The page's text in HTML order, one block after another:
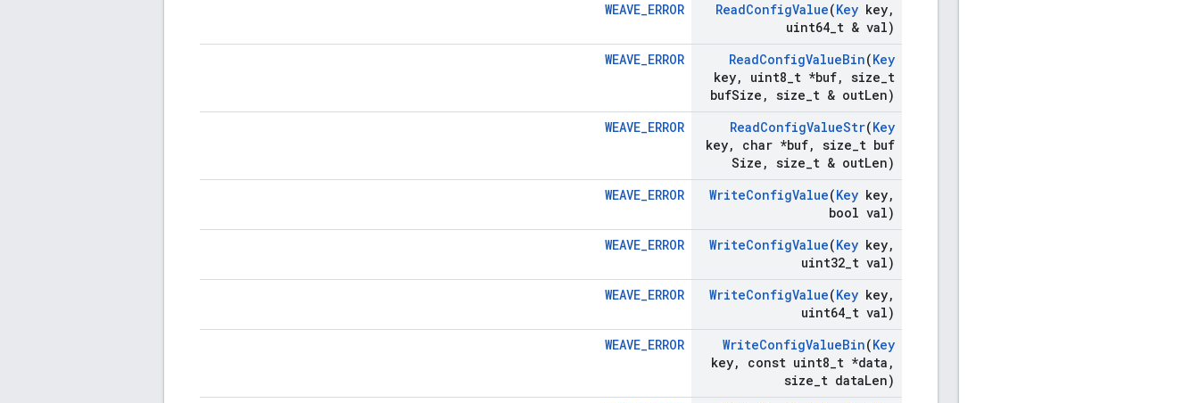
ReadConfigValue(Key key,
uint64 t & val)
WEAVE_ERROR
ReadConfigValueBin(Key
key, uint8 t *buf, size t
bufSize , size t & outLen)
WEAVE_ERROR
ReadConfigValueStr(Key
key, char *buf, size t buf
Size , size t & outLen)
WEAVE_ERROR
WriteConfigValue(Key key,
bool val)
WEAVE_ERROR
WriteConfigValue(Key key,
uint32 t val)
WEAVE_ERROR
WriteConfigValue(Key key,
uint64 t val)
WEAVE_ERROR
WriteConfigValueBin(Key
key, const uint8 t *data ,
size t dataLen)
WEAVE_ERROR